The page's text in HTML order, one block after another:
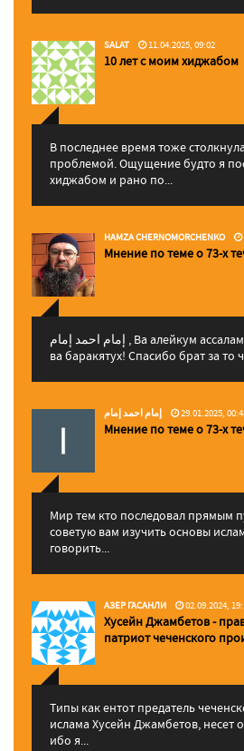
SALAT 11.04.2025, 09:02
10 лет с моим хиджабом
В последнее время тоже
проблемой. Ощущение будто я
хиджабом и рано по...
HAMZA CHERNOMORCHENKO
Мнение по теме о 73-х
إمام احمد إمام , Ва алейкум ассалам ва рахматуЛлахи
ва баракятух! Спасибо брат за то
إمام احمد إمام 29.01.2025,
Мнение по теме о 73-х
Мир тем кто последовал прямым
советую вам изучить основы
говорить...
АЗЕР ГАСАНЛИ 02.09.2024,
Хусейн Джамбетов -
патриот чеченского
Типы как ентот предатель
ислама Хусейн Джамбетов, несет
ибо я...